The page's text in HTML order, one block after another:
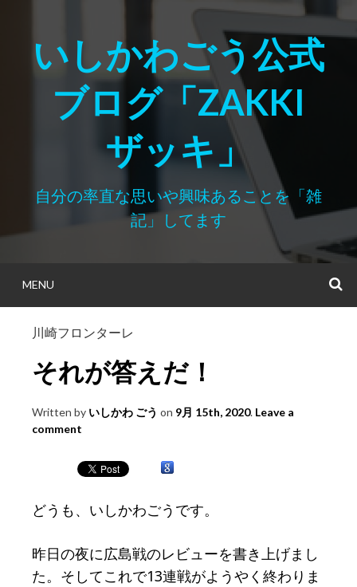
contentいしかわごう公式
ブログ「ZAKKI
ザッキ」
自分の率直な思いや興味あることを「雑
記」してます
MENU
川崎フロンターレ
それが答えだ！
Written by いしかわ ごう on 9月 15th, 2020. Leave a
comment
どうも、いしかわごうです。
昨日の夜に広島戦のレビューを書き上げまし
た。そしてこれで13連戦がようやく終わりま